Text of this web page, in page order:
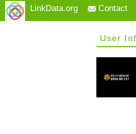
LinkData.org Contact
User